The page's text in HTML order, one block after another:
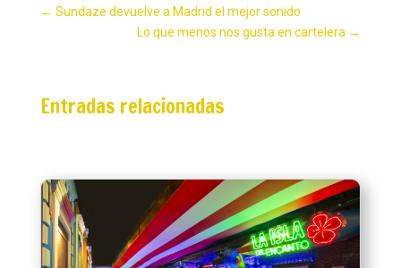
← Sundaze devuelve a Madrid el mejor sonido
Lo que menos nos gusta en cartelera →
Entradas relacionadas